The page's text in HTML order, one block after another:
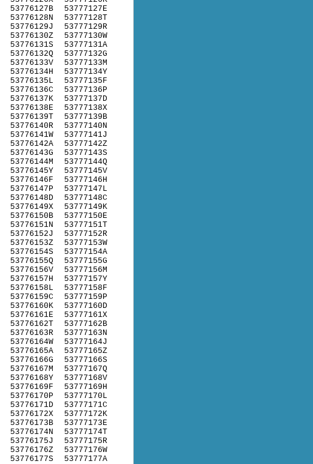
53776127B
53776128N
53776129J
53776130Z
53776131S
53776132Q
53776133V
53776134H
53776135L
53776136C
53776137K
53776138E
53776139T
53776140R
53776141W
53776142A
53776143G
53776144M
53776145Y
53776146F
53776147P
53776148D
53776149X
53776150B
53776151N
53776152J
53776153Z
53776154S
53776155Q
53776156V
53776157H
53776158L
53776159C
53776160K
53776161E
53776162T
53776163R
53776164W
53776165A
53776166G
53776167M
53776168Y
53776169F
53776170P
53776171D
53776172X
53776173B
53776174N
53776175J
53776176Z
53776177S
53777127E
53777128T
53777129R
53777130W
53777131A
53777132G
53777133M
53777134Y
53777135F
53777136P
53777137D
53777138X
53777139B
53777140N
53777141J
53777142Z
53777143S
53777144Q
53777145V
53777146H
53777147L
53777148C
53777149K
53777150E
53777151T
53777152R
53777153W
53777154A
53777155G
53777156M
53777157Y
53777158F
53777159P
53777160D
53777161X
53777162B
53777163N
53777164J
53777165Z
53777166S
53777167Q
53777168V
53777169H
53777170L
53777171C
53777172K
53777173E
53777174T
53777175R
53777176W
53777177A